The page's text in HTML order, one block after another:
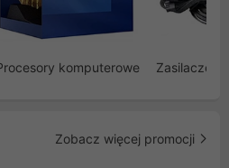
komputerowe Zasilacze
Zobacz więcej promocji